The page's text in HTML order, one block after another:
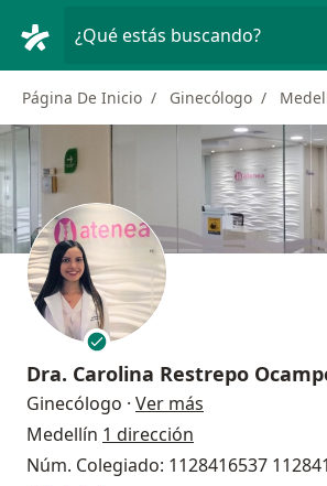
¿Qué estás buscando?
Página De Inicio Ginecólogo
Dra. Carolina Restrepo
Ginecólogo · Ver más
Medellín 1 dirección
Núm. Colegiado: 1128416537